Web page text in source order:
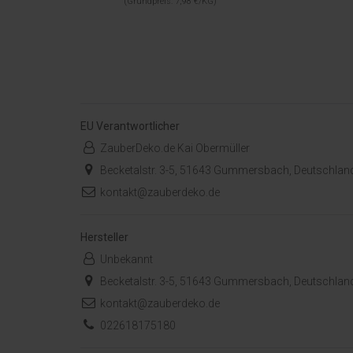
EU Verantwortlicher
ZauberDeko.de Kai Obermüller
Becketalstr. 3-5, 51643 Gummersbach, Deutschland
kontakt@zauberdeko.de
Hersteller
Unbekannt
Becketalstr. 3-5, 51643 Gummersbach, Deutschland
kontakt@zauberdeko.de
022618175180